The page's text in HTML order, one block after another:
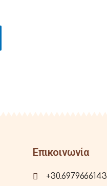
Επικοινωνία
+30.6979666143